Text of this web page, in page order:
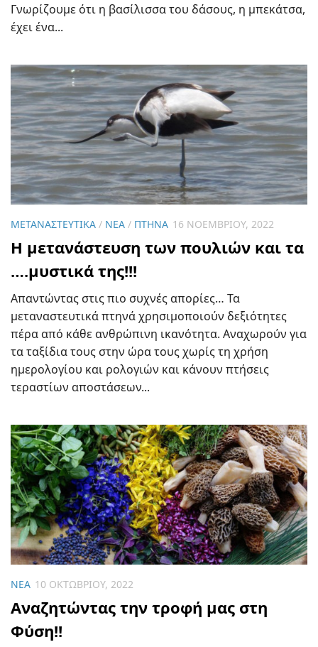
Γνωρίζουμε ότι η βασίλισσα του δάσους, η μπεκάτσα,
έχει ένα...
ΜΕΤΑΝΑΣΤΕΥΤΙΚΆ / ΝΈΑ / ΠΤΗΝΆ 16 ΝΟΕΜΒΡΊΟΥ, 2022
Η μετανάστευση των πουλιών και τα
….μυστικά της!!!
Απαντώντας στις πιο συχνές απορίες… Τα
μεταναστευτικά πτηνά χρησιμοποιούν δεξιότητες
πέρα από κάθε ανθρώπινη ικανότητα. Αναχωρούν για
τα ταξίδια τους στην ώρα τους χωρίς τη χρήση
ημερολογίου και ρολογιών και κάνουν πτήσεις
τεραστίων αποστάσεων...
ΝΈΑ 10 ΟΚΤΩΒΡΊΟΥ, 2022
Αναζητώντας την τροφή μας στη
Φύση!!